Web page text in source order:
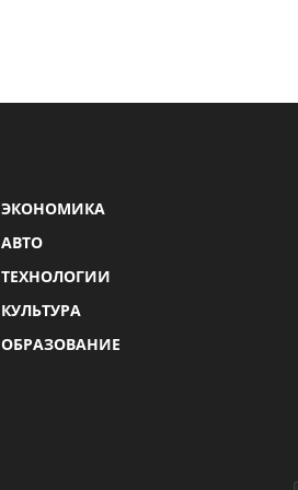
ЭКОНОМИКА
АВТО
ТЕХНОЛОГИИ
КУЛЬТУРА
ОБРАЗОВАНИЕ